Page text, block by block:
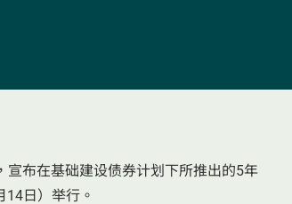
布在基础建设债券计划下所推出的5年
日）举行。